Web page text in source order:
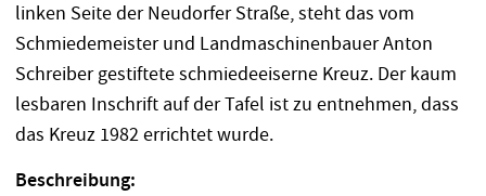
linken Seite der Neudorfer Straße, steht das vom
Schmiedemeister und Landmaschinenbauer Anton
Schreiber gestiftete schmiedeeiserne Kreuz. Der kaum
lesbaren Inschrift auf der Tafel ist zu entnehmen, dass
das Kreuz 1982 errichtet wurde.
Beschreibung: